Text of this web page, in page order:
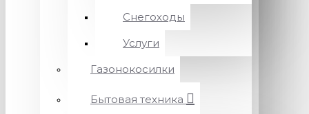
Снегоходы
Услуги
Газонокосилки
Бытовая техника